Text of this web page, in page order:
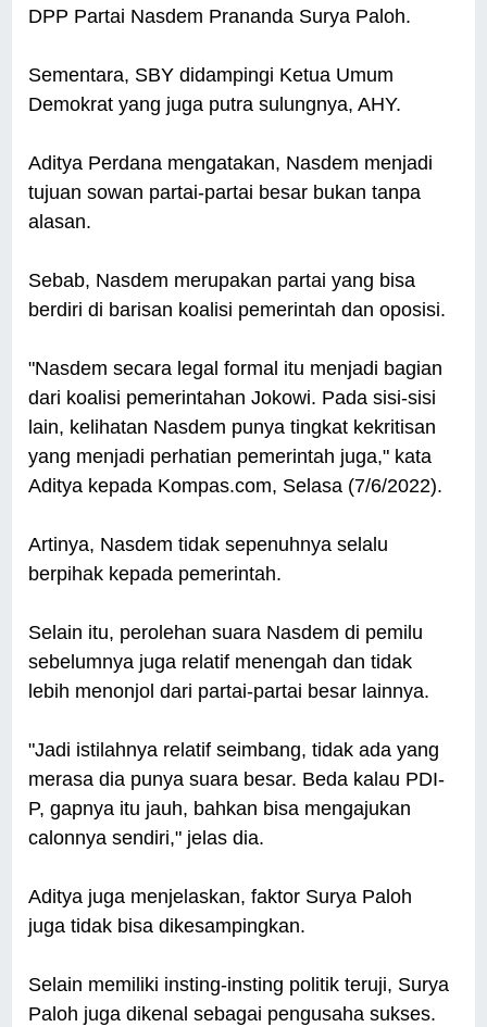
DPP Partai Nasdem Prananda Surya Paloh.
Sementara, SBY didampingi Ketua Umum
Demokrat yang juga putra sulungnya, AHY.
Aditya Perdana mengatakan, Nasdem menjadi
tujuan sowan partai-partai besar bukan tanpa
alasan.
Sebab, Nasdem merupakan partai yang bisa
berdiri di barisan koalisi pemerintah dan oposisi.
"Nasdem secara legal formal itu menjadi bagian
dari koalisi pemerintahan Jokowi. Pada sisi-sisi
lain, kelihatan Nasdem punya tingkat kekritisan
yang menjadi perhatian pemerintah juga," kata
Aditya kepada Kompas.com, Selasa (7/6/2022).
Artinya, Nasdem tidak sepenuhnya selalu
berpihak kepada pemerintah.
Selain itu, perolehan suara Nasdem di pemilu
sebelumnya juga relatif menengah dan tidak
lebih menonjol dari partai-partai besar lainnya.
"Jadi istilahnya relatif seimbang, tidak ada yang
merasa dia punya suara besar. Beda kalau PDI-
P, gapnya itu jauh, bahkan bisa mengajukan
calonnya sendiri," jelas dia.
Aditya juga menjelaskan, faktor Surya Paloh
juga tidak bisa dikesampingkan.
Selain memiliki insting-insting politik teruji, Surya
Paloh juga dikenal sebagai pengusaha sukses.